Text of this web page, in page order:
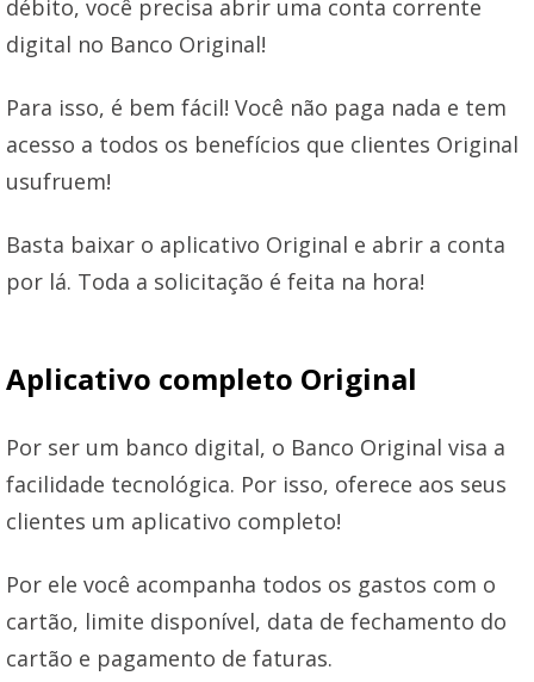
débito, você precisa abrir uma conta corrente
digital no Banco Original!
Para isso, é bem fácil! Você não paga nada e tem
acesso a todos os benefícios que clientes Original
usufruem!
Basta baixar o aplicativo Original e abrir a conta
por lá. Toda a solicitação é feita na hora!
Aplicativo completo Original
Por ser um banco digital, o Banco Original visa a
facilidade tecnológica. Por isso, oferece aos seus
clientes um aplicativo completo!
Por ele você acompanha todos os gastos com o
cartão, limite disponível, data de fechamento do
cartão e pagamento de faturas.